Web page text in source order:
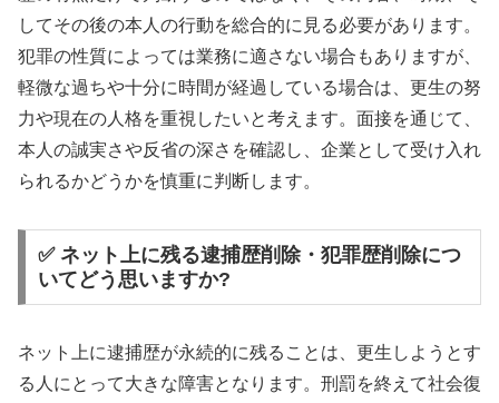
してその後の本人の行動を総合的に見る必要があります。
犯罪の性質によっては業務に適さない場合もありますが、
軽微な過ちや十分に時間が経過している場合は、更生の努
力や現在の人格を重視したいと考えます。面接を通じて、
本人の誠実さや反省の深さを確認し、企業として受け入れ
られるかどうかを慎重に判断します。
✅ ネット上に残る逮捕歴削除・犯罪歴削除につ
いてどう思いますか?
ネット上に逮捕歴が永続的に残ることは、更生しようとす
る人にとって大きな障害となります。刑罰を終えて社会復